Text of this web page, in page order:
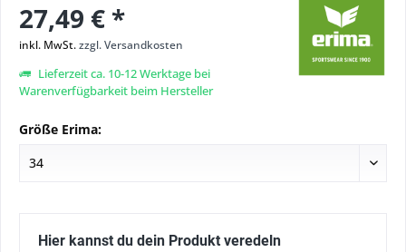
27,49 € *
inkl. MwSt.zzgl. Versandkosten
Lieferzeit ca. 10-12 Werktage bei
Warenverfügbarkeit beim Hersteller
Größe Erima:
Hier kannst du dein Produkt veredeln